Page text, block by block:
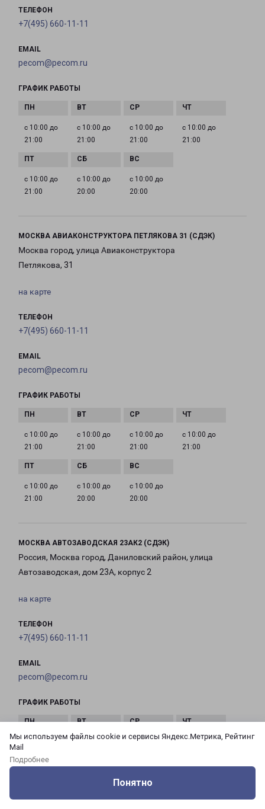
Мы используем файлы cookie и сервисы Яндекс.Метрика, Рейтинг
Mail
Подробнее
Понятно
ТЕЛЕФОН
+7(495) 660-11-11
EMAIL
pecom@pecom.ru
ГРАФИК РАБОТЫ
с 10:00 до
21:00
с 10:00 до
21:00
с 10:00 до
21:00
с 10:00 до
21:00
с 10:00 до
21:00
с 10:00 до
20:00
с 10:00 до
20:00
МОСКВА АВИАКОНСТРУКТОРА ПЕТЛЯКОВА 31 (СДЭК)
Москва город, улица Авиаконструктора
Петлякова, 31
на карте
ТЕЛЕФОН
+7(495) 660-11-11
EMAIL
pecom@pecom.ru
ГРАФИК РАБОТЫ
с 10:00 до
21:00
с 10:00 до
21:00
с 10:00 до
21:00
с 10:00 до
21:00
с 10:00 до
21:00
с 10:00 до
20:00
с 10:00 до
20:00
МОСКВА АВТОЗАВОДСКАЯ 23АК2 (СДЭК)
Россия, Москва город, Даниловский район, улица
Автозаводская, дом 23А, корпус 2
на карте
ТЕЛЕФОН
+7(495) 660-11-11
EMAIL
pecom@pecom.ru
ГРАФИК РАБОТЫ
с 10:00 до
с 10:00 до
с 10:00 до
с 10:00 до